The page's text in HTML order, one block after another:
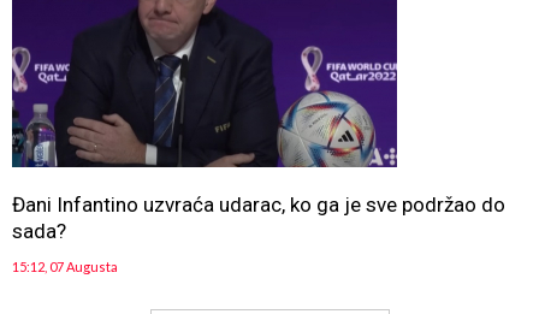
Đani Infantino uzvraća udarac, ko ga je sve podržao do
sada?
15:12, 07 Augusta